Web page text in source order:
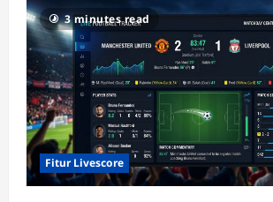
RTP
terupdate
3 minutes read
Fitur Livescore